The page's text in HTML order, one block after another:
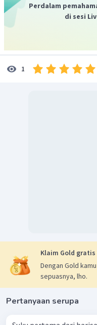
Perdalam
di sesi
1
Klaim Gold gratis
Dengan Gold
sepuasnya, lho.
Pertanyaan serupa